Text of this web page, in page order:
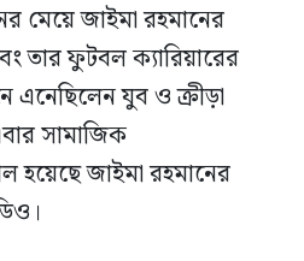
মেয়ে জাইমা রহমানের
তার ফুটবল ক্যারিয়ারের
এনেছিলেন যুব ও ক্রীড়া
সামাজিক
হয়েছে জাইমা রহমানের